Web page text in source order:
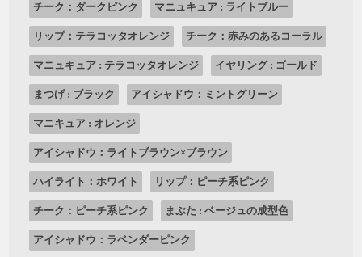
チーク：ダークピンク マニュキュア : ライトブルー
リップ：テラコッタオレンジ チーク：赤みのあるコーラル
マニュキュア : テラコッタオレンジ イヤリング : ゴールド
まつげ : ブラック アイシャドウ：ミントグリーン
マニキュア : オレンジ
アイシャドウ：ライトブラウン×ブラウン
ハイライト：ホワイト リップ：ピーチ系ピンク
チーク：ピーチ系ピンク まぶた : ベージュの成型色
アイシャドウ：ラベンダーピンク